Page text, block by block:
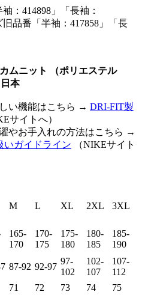
：414898」「長袖：
旧品番「半袖：417858」「長
ムニット （ポリエステル
本
い機能はこちら → DRI-FIT製
サイトへ）
やお手入れの方法はこちら →
いガイドライン （NIKEサイト
M L XL 2XL 3XL
165-
170
170-
175
175-
180
180-
185
185-
190
87-92 92-97
97-
102
102-
107
107-
112
71 72 73 74
75